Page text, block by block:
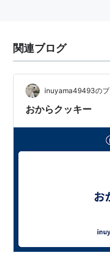
関連ブログ
inuyama49493の
おからクッキー